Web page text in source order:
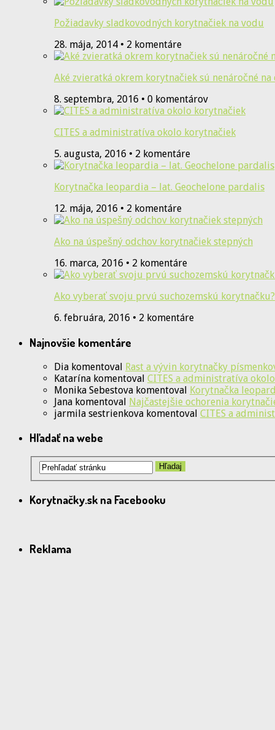
Požiadavky sladkovodných korytnačiek na vodu
28. mája, 2014 • 2 komentáre
Aké zvieratká okrem korytnačiek sú nenáročné na
8. septembra, 2016 • 0 komentárov
CITES a administratíva okolo korytnačiek
5. augusta, 2016 • 2 komentáre
Korytnačka leopardia – lat. Geochelone pardalis
12. mája, 2016 • 2 komentáre
Ako na úspešný odchov korytnačiek stepných
16. marca, 2016 • 2 komentáre
Ako vyberať svoju prvú suchozemskú korytnačku?
6. februára, 2016 • 2 komentáre
Najnovšie komentáre
Dia komentoval Rast a vývin korytnačky
Katarína komentoval CITES a administratíva
Monika Sebestova komentoval Korytnačka
Jana komentoval Najčastejšie ochorenia
jarmila sestrienkova komentoval CITES a
Hľadať na webe
Korytnačky.sk na Facebooku
Reklama